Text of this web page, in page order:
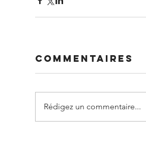
Commentaires
Rédigez un commentaire...